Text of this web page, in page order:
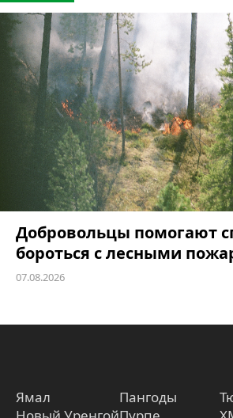
Добровольцы помогают
бороться с лесными
07.08.2026
Ямал
Пангоды